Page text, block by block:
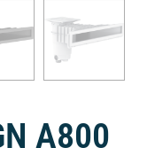
A800